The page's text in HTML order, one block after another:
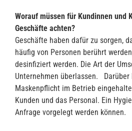
Worauf müssen für Kundinnen und
Geschäfte achten?
Geschäfte haben dafür zu sorgen,
häufig von Personen berührt
desinfiziert werden. Die Art der
Unternehmen überlassen.
Maskenpflicht im Betrieb
Kunden und das Personal. Ein
Anfrage vorgelegt werden können.